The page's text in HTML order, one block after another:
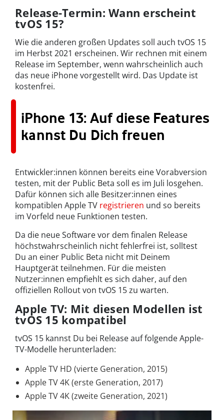
Release-Termin: Wann erscheint
tvOS 15?
Wie die anderen großen Updates soll auch tvOS 15
im Herbst 2021 erscheinen. Wir rechnen mit einem
Release im September, wenn wahrscheinlich auch
das neue iPhone vorgestellt wird. Das Update ist
kostenfrei.
iPhone 13: Auf diese Features
kannst Du Dich freuen
Entwickler:innen können bereits eine Vorabversion
testen, mit der Public Beta soll es im Juli losgehen.
Dafür können sich alle Besitzer:innen eines
kompatiblen Apple TV registrieren und so bereits
im Vorfeld neue Funktionen testen.
Da die neue Software vor dem finalen Release
höchstwahrscheinlich nicht fehlerfrei ist, solltest
Du an einer Public Beta nicht mit Deinem
Hauptgerät teilnehmen. Für die meisten
Nutzer:innen empfiehlt es sich daher, auf den
offiziellen Rollout von tvOS 15 zu warten.
Apple TV: Mit diesen Modellen ist
tvOS 15 kompatibel
tvOS 15 kannst Du bei Release auf folgende Apple-
TV-Modelle herunterladen:
Apple TV HD (vierte Generation, 2015)
Apple TV 4K (erste Generation, 2017)
Apple TV 4K (zweite Generation, 2021)